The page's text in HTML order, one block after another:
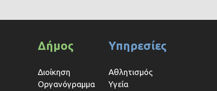
Δήμος
Διοίκηση
Οργανόγραμμα
Υπηρεσίες
Αθλητισμός
Υγεία